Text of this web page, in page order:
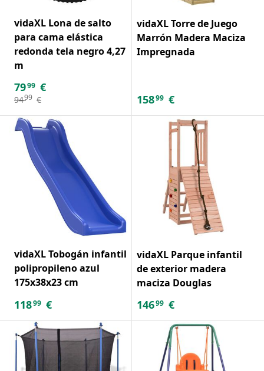
vidaXL Lona de salto
para cama elástica
redonda tela negro 4,27
m
7999 €
9499 €
vidaXL Torre de Juego
Marrón Madera Maciza
Impregnada
15899 €
vidaXL Tobogán infantil
polipropileno azul
175x38x23 cm
11899 €
vidaXL Parque infantil
de exterior madera
maciza Douglas
14699 €